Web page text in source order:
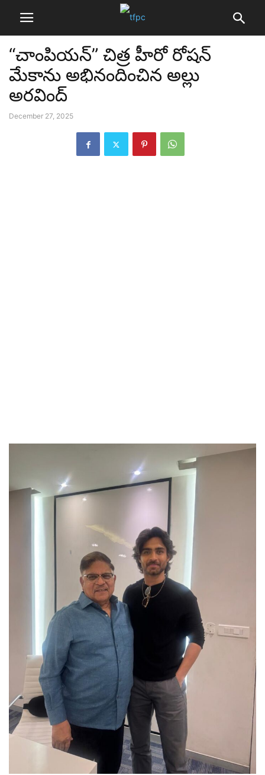
“చాంపియన్” చిత్ర హీరో రోషన్
మేకాను అభినందించిన అల్లు
అరవింద్
December 27, 2025